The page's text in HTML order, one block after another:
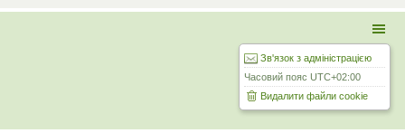
Зв'язок з адміністрацією
Часовий пояс UTC+02:00
Видалити файли cookie